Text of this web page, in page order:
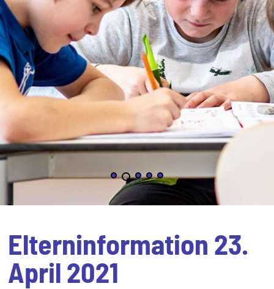
Elterninformation 23.
April 2021